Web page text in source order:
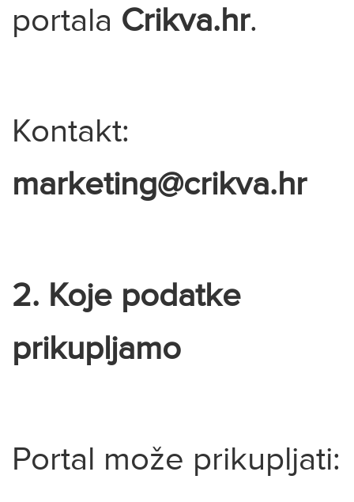
portala Crikva.hr.
Kontakt:
marketing@crikva.hr
2. Koje podatke
prikupljamo
Portal može prikupljati: